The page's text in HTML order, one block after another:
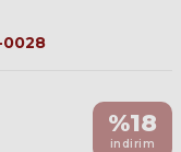
0028
%18
indirim